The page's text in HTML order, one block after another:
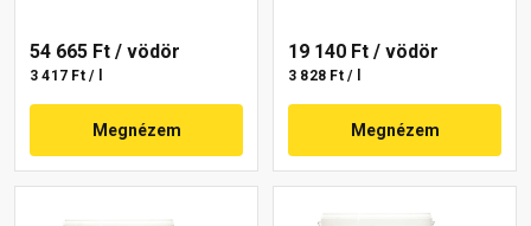
54 665 Ft / vödör
3 417 Ft / l
Megnézem
19 140 Ft / vödör
3 828 Ft / l
Megnézem